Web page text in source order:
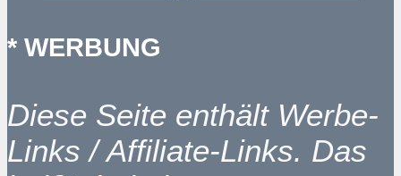
* WERBUNG
Diese Seite enthält Werbe-
Links / Affiliate-Links. Das